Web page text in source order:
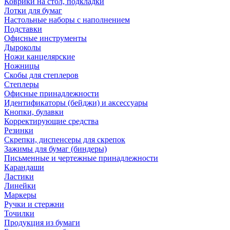
Лотки для бумаг
Настольные наборы с наполнением
Подставки
Офисные инструменты
Дыроколы
Ножи канцелярские
Ножницы
Скобы для степлеров
Степлеры
Офисные принадлежности
Идентификаторы (бейджи) и аксессуары
Кнопки, булавки
Корректирующие средства
Резинки
Скрепки, диспенсеры для скрепок
Зажимы для бумаг (биндеры)
Письменные и чертежные принадлежности
Карандаши
Ластики
Линейки
Маркеры
Ручки и стержни
Точилки
Продукция из бумаги